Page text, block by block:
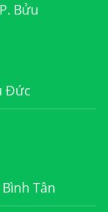
Bửu
Đức
Tân